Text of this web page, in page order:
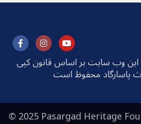
این وب سایت بر اساس قانون کپی
پاسارگاد محفوظ است
© 2025 Pasargad Heritage